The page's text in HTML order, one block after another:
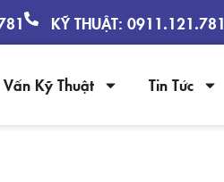
KỸ THUẬT: 0911.121.781
Vấn Kỹ Thuật Tin Tức